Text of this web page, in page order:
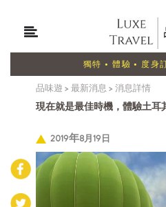
獨特 • 體驗 • 度身
品味遊 >最新消息 >消息詳情
現在就是最佳時機，體驗土耳
2019年8月19日